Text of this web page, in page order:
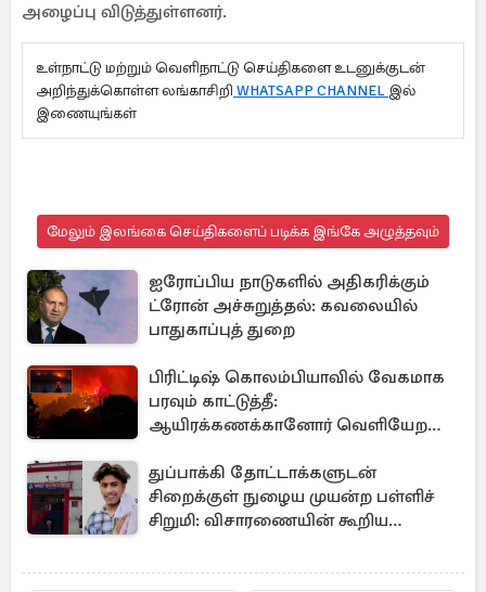
அழைப்பு விடுத்துள்ளனர்.
உள்நாட்டு மற்றும் வெளிநாட்டு செய்திகளை உடனுக்குடன்
அறிந்துக்கொள்ள லங்காசிறி WHATSAPP CHANNEL இல்
இணையுங்கள்
மேலும் இலங்கை செய்திகளைப் படிக்க இங்கே அழுத்தவும்
ஐரோப்பிய நாடுகளில் அதிகரிக்கும்
ட்ரோன் அச்சுறுத்தல்: கவலையில்
பாதுகாப்புத் துறை
பிரிட்டிஷ் கொலம்பியாவில் வேகமாக
பரவும் காட்டுத்தீ:
ஆயிரக்கணக்கானோர் வெளியேற
துப்பாக்கி தோட்டாக்களுடன்
சிறைக்குள் நுழைய முயன்ற பள்ளிச்
சிறுமி: விசாரணையின் கூறிய